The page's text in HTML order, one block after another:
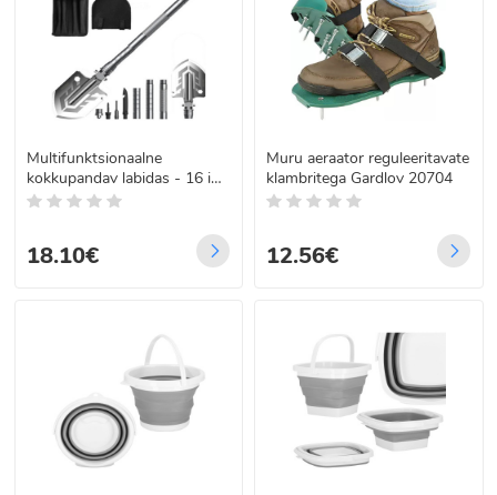
Multifunktsionaalne
kokkupandav labidas - 16 in
1
18.10€
Muru aeraator reguleeritavate
klambritega Gardlov 20704
12.56€